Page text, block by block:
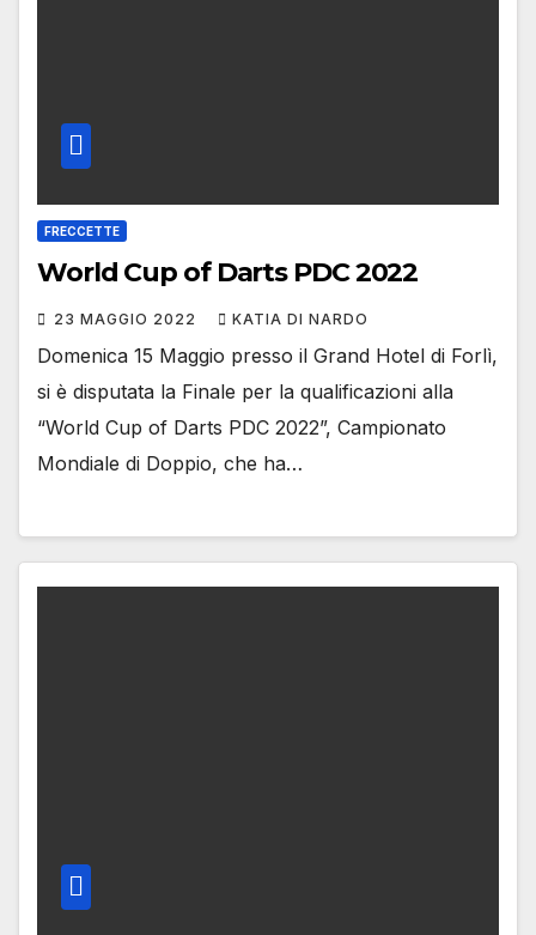
FRECCETTE
World Cup of Darts PDC 2022
23 MAGGIO 2022 KATIA DI NARDO
Domenica 15 Maggio presso il Grand Hotel di Forlì,
si è disputata la Finale per la qualificazioni alla
“World Cup of Darts PDC 2022”, Campionato
Mondiale di Doppio, che ha…